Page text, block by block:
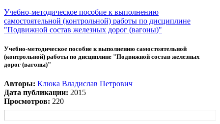
Учебно-методическое пособие к выполнению
самостоятельной (контрольной) работы по дисциплине
"Подвижной состав железных дорог (вагоны)"
Учебно-методическое пособие к выполнению самостоятельной
(контрольной) работы по дисциплине "Подвижной состав железных
дорог (вагоны)"
Авторы: Клюка Владислав Петрович
Дата публикации: 2015
Просмотров: 220